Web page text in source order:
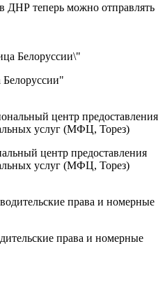
теперь можно отправлять
центр предоставления
услуг (МФЦ, Торез)
права и номерные